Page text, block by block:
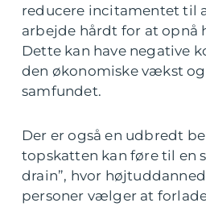
reducere incitamentet til
arbejde hårdt for at opnå
Dette kan have negative
den økonomiske vækst
samfundet.
Der er også en udbredt
topskatten kan føre til en
drain”, hvor
personer vælger at